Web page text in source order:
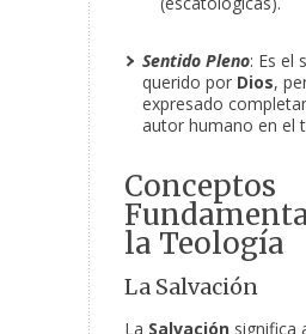
Sentido Pleno: Es el
querido por Dios,
expresado
autor humano en el
Conceptos
la Teología
La Salvación
La Salvación significa